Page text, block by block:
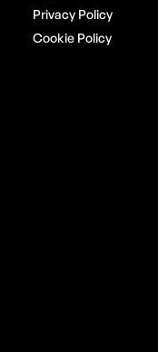
Privacy Policy
Cookie Policy